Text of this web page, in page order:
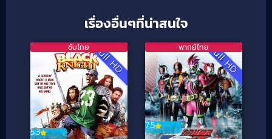
เรื่องอื่นๆที่น่าสนใจ
Full HD
5.3
ซับไทย Full HD
7.5
พากย์ไทย